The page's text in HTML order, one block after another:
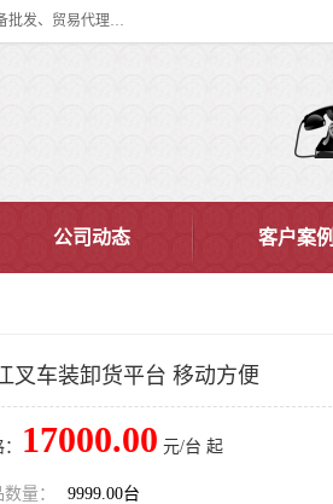
佛山市皇加力机械设备有限公司成立于2017年，注册地位于佛山市南海区。经营范围包括：其他机械设备及电子产品批发、电气设备批发、贸易代理、五金产品批发等；主要产品有：移动式登车桥、叉车装卸货平台、移动式升降机、升降货梯、油桶夹具、电动堆高车。
公司动态 客户案例
叉车装卸货平台 移动方便
17000.00 元/台 起
量： 9999.00台